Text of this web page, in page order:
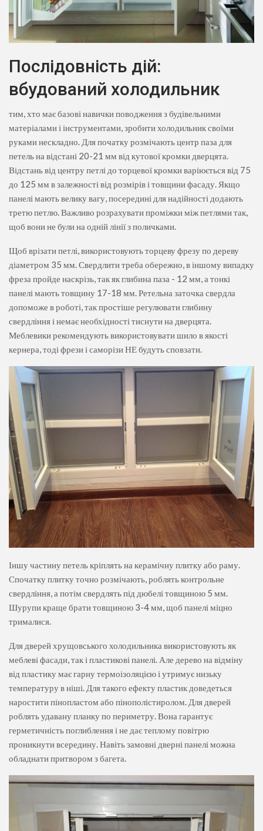
Послідовність дій:
вбудований холодильник
тим, хто має базові навички поводження з будівельними
матеріалами і інструментами, зробити холодильник своїми
руками нескладно. Для початку розмічають центр паза для
петель на відстані 20-21 мм від кутової кромки дверцята.
Відстань від центру петлі до торцевої кромки варіюється від 75
до 125 мм в залежності від розмірів і товщини фасаду. Якщо
панелі мають велику вагу, посередині для надійності додають
третю петлю. Важливо розрахувати проміжки між петлями так,
щоб вони не були на одній лінії з поличками.
Щоб врізати петлі, використовують торцеву фрезу по дереву
діаметром 35 мм. Свердлити треба обережно, в іншому випадку
фреза пройде наскрізь, так як глибина паза - 12 мм, а тонкі
панелі мають товщину 17-18 мм. Ретельна заточка свердла
допоможе в роботі, так простіше регулювати глибину
свердління і немає необхідності тиснути на дверцята.
Меблевики рекомендують використовувати шило в якості
кернера, тоді фрези і саморізи НЕ будуть сповзати.
Іншу частину петель кріплять на керамічну плитку або раму.
Спочатку плитку точно розмічають, роблять контрольне
свердління, а потім свердлять під дюбелі товщиною 5 мм.
Шурупи краще брати товщиною 3-4 мм, щоб панелі міцно
трималися.
Для дверей хрущовського холодильника використовують як
меблеві фасади, так і пластикові панелі. Але дерево на відміну
від пластику має гарну термоізоляцією і утримує низьку
температуру в ніші. Для такого ефекту пластик доведеться
наростити пінопластом або пінополістиролом. Для дверей
роблять удавану планку по периметру. Вона гарантує
герметичність поглиблення і не дає теплому повітрю
проникнути всередину. Навіть замовні дверні панелі можна
обладнати притвором з багета.